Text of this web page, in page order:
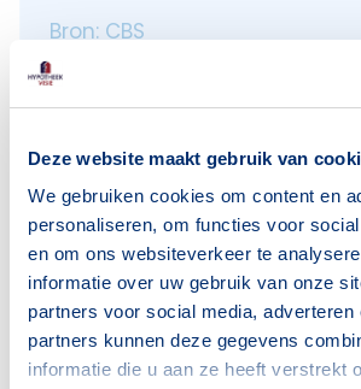
Deze website maakt gebruik van
We gebruiken cookies om content en
personaliseren, om functies voor
en om ons websiteverkeer te
informatie over uw gebruik van onze
partners voor social media, adverteren
partners kunnen deze gegevens
informatie die u aan ze heeft verstrekt
Bron: CBS
Voorzieningen
Deze wijk heeft het allemaal
er: